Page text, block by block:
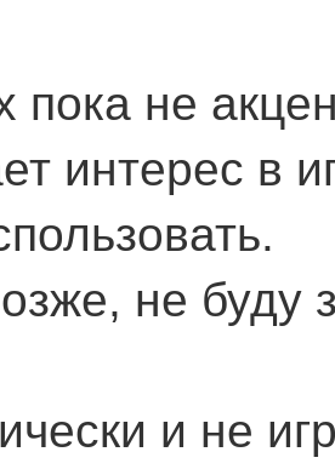
пока не
интерес в
не буду
и не